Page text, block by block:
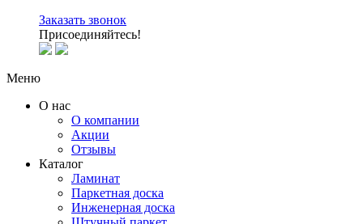
Заказать звонок
Присоединяйтесь!
Меню
О нас
О компании
Акции
Отзывы
Каталог
Ламинат
Паркетная доска
Инженерная доска